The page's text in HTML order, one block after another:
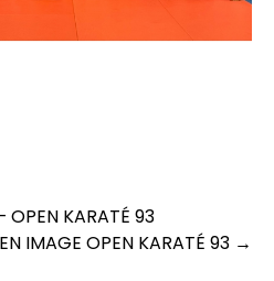
OPEN KARATÉ 93
IMAGE OPEN KARATÉ 93 →